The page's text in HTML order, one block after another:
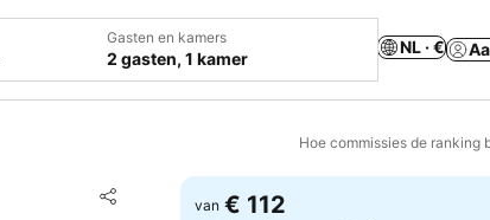
Gasten en kamers
2 gasten, 1 kamer
NL · €
Hoe commissies de ranking
Delen
Toevoegen aan favorieten
van € 112